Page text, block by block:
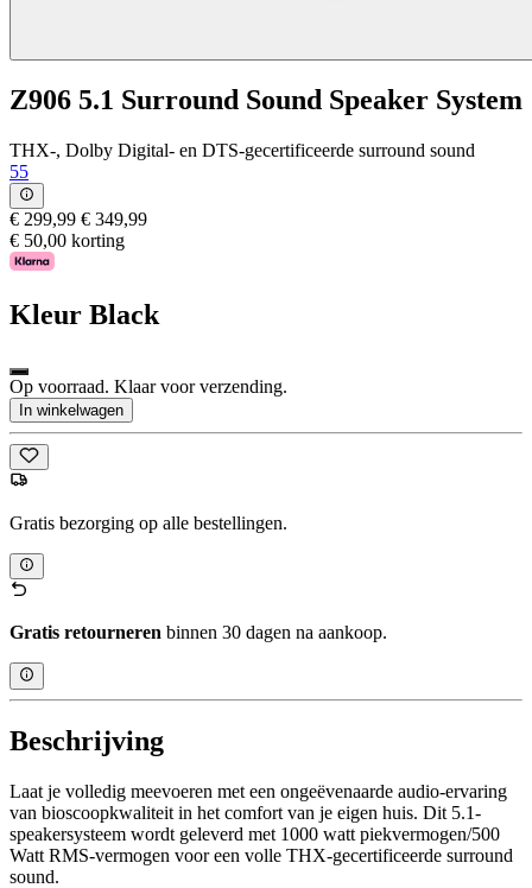
Z906 5.1 Surround Sound Speaker System
THX-, Dolby Digital- en DTS-gecertificeerde surround sound
55
€ 299,99 € 349,99
€ 50,00 korting
Kleur Black
Op voorraad. Klaar voor verzending.
In winkelwagen
Gratis bezorging op alle bestellingen.
Gratis retourneren binnen 30 dagen na aankoop.
Beschrijving
Laat je volledig meevoeren met een ongeëvenaarde audio-ervaring
van bioscoopkwaliteit in het comfort van je eigen huis. Dit 5.1-
speakersysteem wordt geleverd met 1000 watt piekvermogen/500
Watt RMS-vermogen voor een volle THX-gecertificeerde surround
sound.